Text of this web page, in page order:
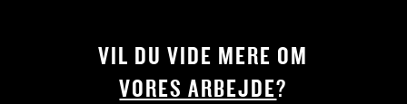
VIL DU VIDE MERE OM
VORES ARBEJDE?